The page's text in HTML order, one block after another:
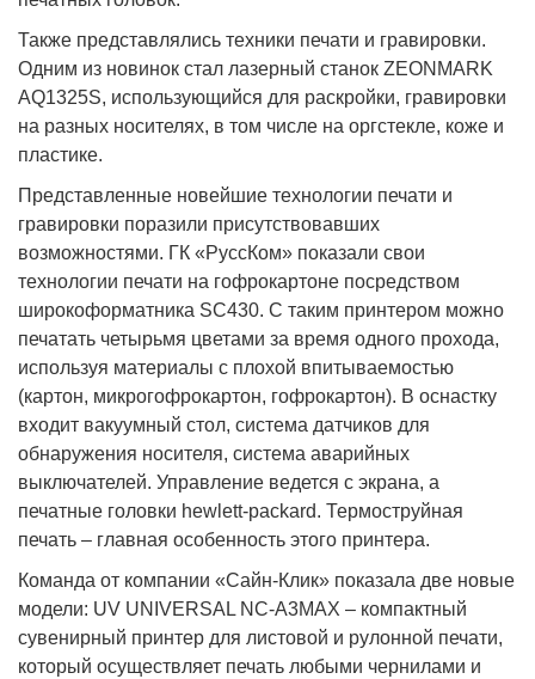
Также представлялись техники печати и гравировки.
Одним из новинок стал лазерный станок ZEONMARK
AQ1325S, использующийся для раскройки, гравировки
на разных носителях, в том числе на оргстекле, коже и
пластике.
Представленные новейшие технологии печати и
гравировки поразили присутствовавших
возможностями. ГК «РуссКом» показали свои
технологии печати на гофрокартоне посредством
широкоформатника SC430. С таким принтером можно
печатать четырьмя цветами за время одного прохода,
используя материалы с плохой впитываемостью
(картон, микрогофрокартон, гофрокартон). В оснастку
входит вакуумный стол, система датчиков для
обнаружения носителя, система аварийных
выключателей. Управление ведется с экрана, а
печатные головки hewlett-packard. Термоструйная
печать – главная особенность этого принтера.
Команда от компании «Сайн-Клик» показала две новые
модели: UV UNIVERSAL NC-A3MAX – компактный
сувенирный принтер для листовой и рулонной печати,
который осуществляет печать любыми чернилами и